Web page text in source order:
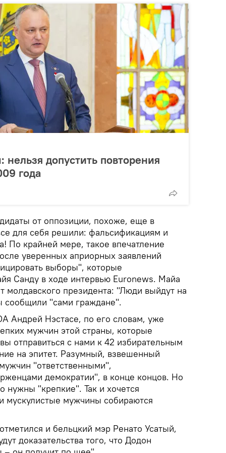
допустить повторения
года
от оппозиции, похоже, еще в
для себя решили: фальсификациям и
По крайней мере, такое впечатление
уверенных априорных заявлений
выборы", которые
Санду в ходе интервью Euronews. Майа
молдавского президента: "Люди выйдут на
"сами граждане".
Андрей Нэстасе, по его словам, уже
мужчин этой страны, которые
отправиться с нами к 42 избирательным
на эпитет. Разумный, взвешенный
"ответственными",
демократии", в конце концов. Но
нужны "крепкие". Так и хочется
мускулистые мужчины собираются
и бельцкий мэр Ренато Усатый,
доказательства того, что Додон